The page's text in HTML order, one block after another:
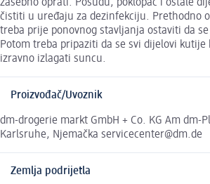
zasebno oprati. Posudu, poklopac i ostale
čistiti u uređaju za dezinfekciju. Prethodno
treba prije ponovnog stavljanja ostaviti da
Potom treba pripaziti da se svi dijelovi kutije
izravno izlagati suncu.
Proizvođač/Uvoznik
dm-drogerie markt GmbH + Co. KG Am dm-
Karlsruhe, Njemačka servicecenter@dm.de
Zemlja podrijetla